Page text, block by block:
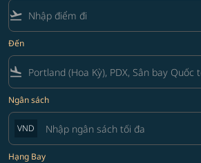
flight_takeoff
Đến
flight_land
Ngân sách
VND
Hạng Bay